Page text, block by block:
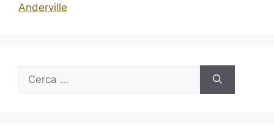
Anderville
per: